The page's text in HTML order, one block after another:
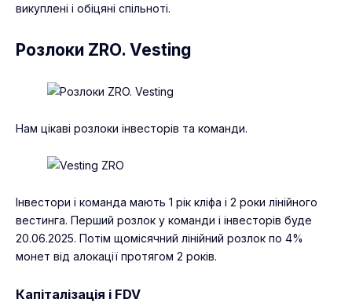
викуплені і обіцяні спільноті.
Розлоки ZRO. Vesting
Нам цікаві розлоки інвесторів та команди.
Інвестори і команда мають 1 рік кліфа і 2 роки лінійного
вестинга. Перший розлок у команди і інвесторів буде
20.06.2025. Потім щомісячний лінійний розлок по 4%
монет від алокації протягом 2 років.
Капіталізація і FDV